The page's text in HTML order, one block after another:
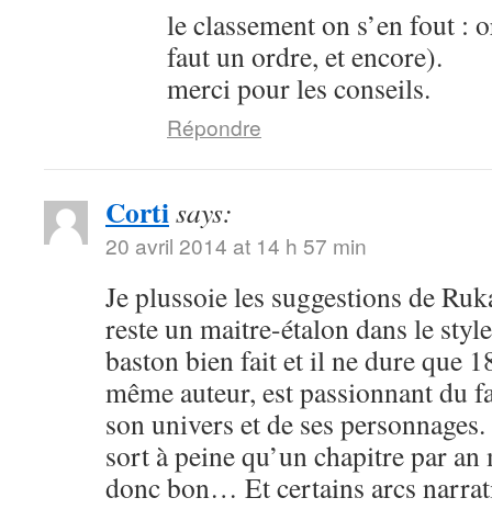
le classement on s’en fout :
faut un ordre, et encore).
merci pour les conseils.
Répondre
Cortisays:
20 avril 2014 at 14 h 57 min
Je plussoie les suggestions de
reste un maitre-étalon dans le
baston bien fait et il ne dure que
même auteur, est passionnant du
son univers et de ses
sort à peine qu’un chapitre par
donc bon… Et certains arcs